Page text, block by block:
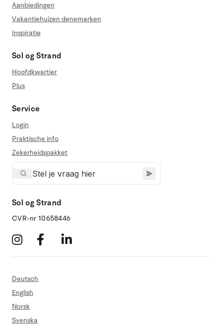
Aanbiedingen
Vakantiehuizen denemarken
Inspiratie
Sol og Strand
Hoofdkwartier
Plus
Service
Login
Praktische info
Zekerheidspakket
Sol og Strand
CVR-nr 10658446
Deutsch
English
Norsk
Svenska